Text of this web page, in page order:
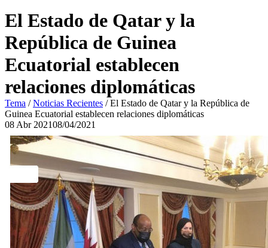
El Estado de Qatar y la
República de Guinea
Ecuatorial establecen
relaciones diplomáticas
Tema /Noticias Recientes /El Estado de Qatar y la República de
Guinea Ecuatorial establecen relaciones diplomáticas
08 Abr 202108/04/2021